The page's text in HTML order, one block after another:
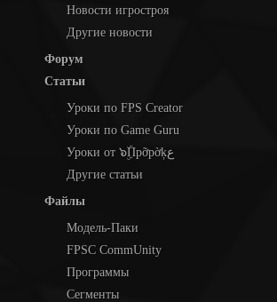
Новости игростроя
Другие новости
Форум
Статьи
Уроки по FPS Creator
Уроки по Game Guru
Уроки от ๖ۣۜПpỡpờķع
Другие статьи
Файлы
Модель-Паки
FPSC CommUnity
Программы
Сегменты